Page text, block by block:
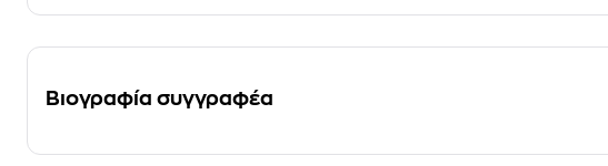
Βιογραφία συγγραφέα